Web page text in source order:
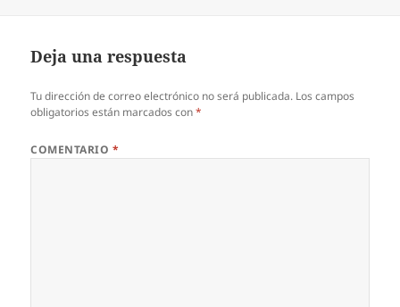
Deja una respuesta
Tu dirección de correo electrónico no será publicada. Los campos
obligatorios están marcados con*
COMENTARIO *